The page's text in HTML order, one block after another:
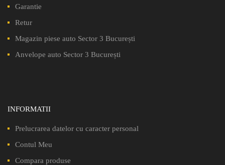
Garantie
Retur
Magazin piese auto Sector 3 București
Anvelope auto Sector 3 București
INFORMATII
Prelucrarea datelor cu caracter personal
Contul Meu
Compara produse